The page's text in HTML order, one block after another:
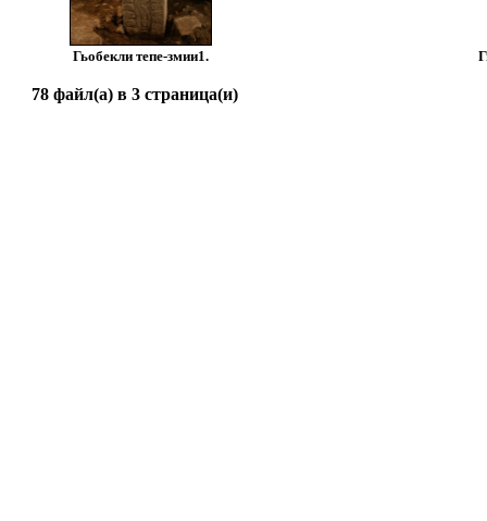
Гьобекли тепе-змии1.
78 файл(а) в 3 страница(и)